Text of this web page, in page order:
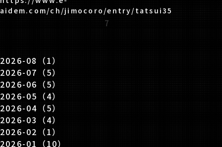
aidem.com/ch/jimocoro/entry/tatsui35
7
2026-08（1）
2026-07（5）
2026-06（5）
2026-05（4）
2026-04（5）
2026-03（4）
2026-02（1）
2026-01（10）